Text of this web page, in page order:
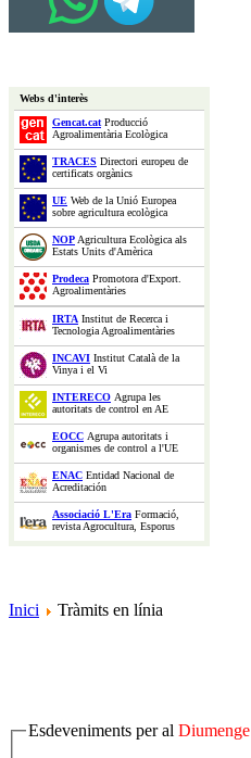
Webs d'interès
Gencat.catProducció
Agroalimentària Ecològica
TRACES Directori europeu de
certificats orgànics
UE Web de la Unió Europea
sobre agricultura ecològica
NOPAgricultura Ecològica als
Estats Units d'Amèrica
Prodeca Promotora d'Export.
Agroalimentàries
IRTA Institut de Recerca i
Tecnologia Agroalimentàries
INCAVI Institut Català de la
Vinya i el Vi
INTERECO Agrupa les
autoritats de control en AE
EOCC Agrupa autoritats i
organismes de control a l'UE
ENAC Entidad Nacional de
Acreditación
Associació L'Era Formació,
revista Agrocultura, Esporus
Inici
Tràmits en línia
Esdeveniments per al Diumenge